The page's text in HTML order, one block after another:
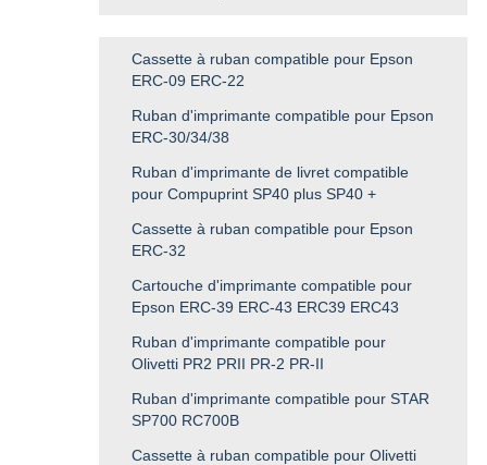
Cassette à ruban compatible pour Epson
ERC-09 ERC-22
Ruban d'imprimante compatible pour Epson
ERC-30/34/38
Ruban d'imprimante de livret compatible
pour Compuprint SP40 plus SP40 +
Cassette à ruban compatible pour Epson
ERC-32
Cartouche d'imprimante compatible pour
Epson ERC-39 ERC-43 ERC39 ERC43
Ruban d'imprimante compatible pour
Olivetti PR2 PRII PR-2 PR-II
Ruban d'imprimante compatible pour STAR
SP700 RC700B
Cassette à ruban compatible pour Olivetti